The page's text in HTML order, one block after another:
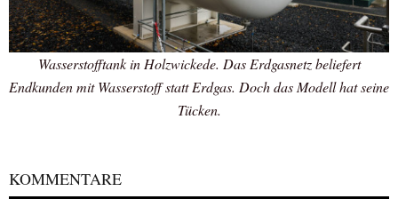
Wasserstofftank in Holzwickede. Das Erdgasnetz beliefert
Endkunden mit Wasserstoff statt Erdgas. Doch das Modell hat seine
Tücken.
KOMMENTARE